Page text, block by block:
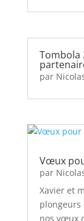
Tombola
par
Vœux
par
Xavier et
nos vœux